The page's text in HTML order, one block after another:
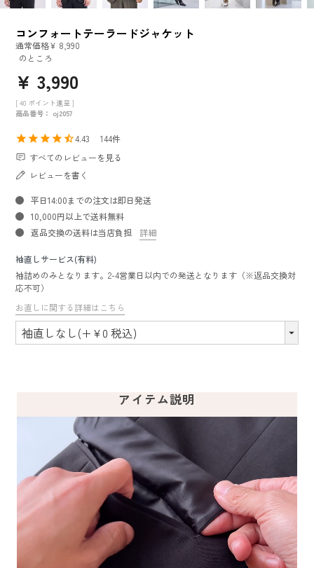
コンフォートテーラードジャケット
通常価格¥ 8,990
のところ
¥ 3,990
[ 40 ポイント進呈 ]
商品番号
oj2057
4.43
144
すべてのレビューを見る
レビューを書く
平日14:00までの注文は即日発送
10,000円以上で送料無料
返品交換の送料は当店負担
詳細
袖直しサービス(有料)
袖詰めのみとなります。2-4営業日以内での発送となります（※返品交換対
応不可）
お直しに関する詳細はこちら
アイテム説明